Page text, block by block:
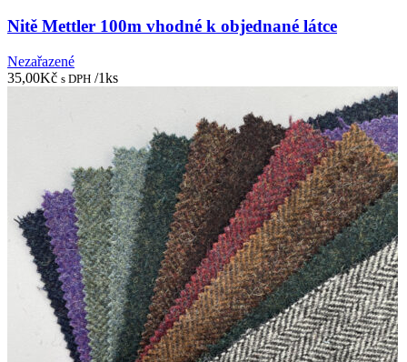
Nitě Mettler 100m vhodné k objednané látce
Nezařazené
35,00Kč s DPH /1ks